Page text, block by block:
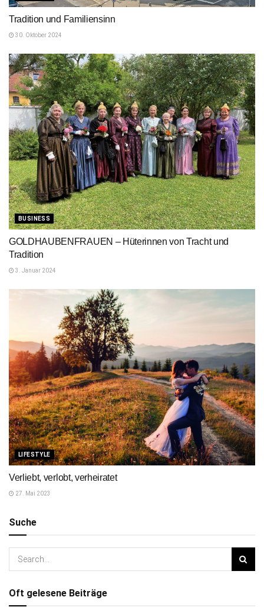
Tradition und Familiensinn
30. Oktober 2024
BUSINESS
GOLDHAUBENFRAUEN – Hüterinnen von Tracht und
Tradition
3. Januar 2024
LIFESTYLE
Verliebt, verlobt, verheiratet
27. Mai 2023
Suche
Oft gelesene Beiträge